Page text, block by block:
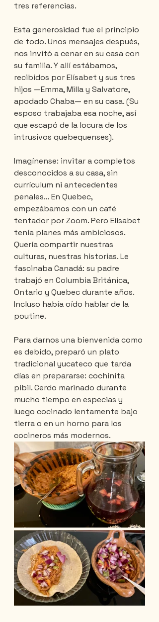
tres referencias.
Esta generosidad fue el principio
de todo. Unos mensajes después,
nos invitó a cenar en su casa con
su familia. Y allí estábamos,
recibidos por Elísabet y sus tres
hijos —Emma, ​​Milla y Salvatore,
apodado Chaba— en su casa. (Su
esposo trabajaba esa noche, así
que escapó de la locura de los
intrusivos quebequenses).
Imagínense: invitar a completos
desconocidos a su casa, sin
currículum ni antecedentes
penales… En Quebec,
empezábamos con un café
tentador por Zoom. Pero Elísabet
tenía planes más ambiciosos.
Quería compartir nuestras
culturas, nuestras historias. Le
fascinaba Canadá: su padre
trabajó en Columbia Británica,
Ontario y Quebec durante años.
Incluso había oído hablar de la
poutine.
Para darnos una bienvenida como
es debido, preparó un plato
tradicional yucateco que tarda
días en prepararse: cochinita
pibil. Cerdo marinado durante
mucho tiempo en especias y
luego cocinado lentamente bajo
tierra o en un horno para los
cocineros más modernos.